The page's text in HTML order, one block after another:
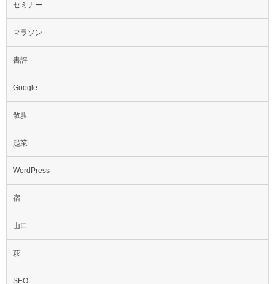
セミナー
マラソン
書評
Google
散歩
起業
WordPress
宿
山口
萩
SEO